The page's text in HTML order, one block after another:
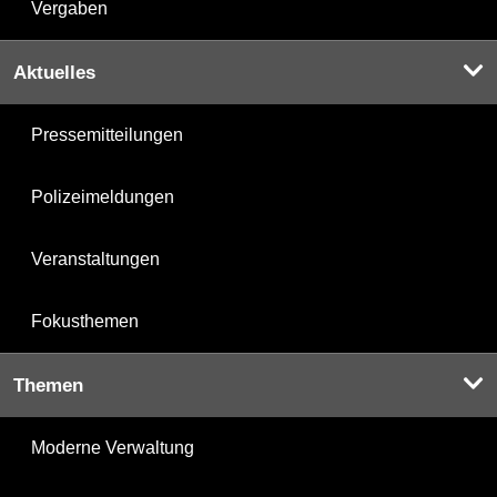
Vergaben
Aktuelles
Pressemitteilungen
Polizeimeldungen
Veranstaltungen
Fokusthemen
Themen
Moderne Verwaltung